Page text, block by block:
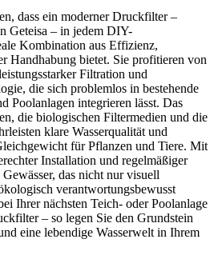
dass ein moderner Druckfilter –
Geteisa – in jedem DIY-
Kombination aus Effizienz,
Handhabung bietet. Sie profitieren von
Filtration und
die sich problemlos in bestehende
Poolanlagen integrieren lässt. Das
die biologischen Filtermedien und die
klare Wasserqualität und
für Pflanzen und Tiere. Mit
Installation und regelmäßiger
das nicht nur visuell
verantwortungsbewusst
Ihrer nächsten Teich- oder Poolanlage
– so legen Sie den Grundstein
eine lebendige Wasserwelt in Ihrem